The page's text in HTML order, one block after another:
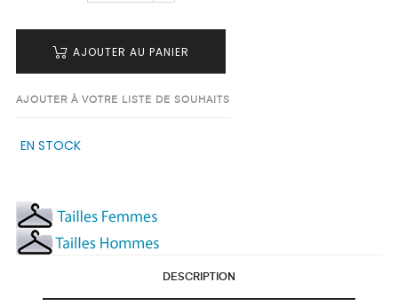
AJOUTER AU PANIER
AJOUTER À VOTRE LISTE DE SOUHAITS
EN STOCK
DESCRIPTION